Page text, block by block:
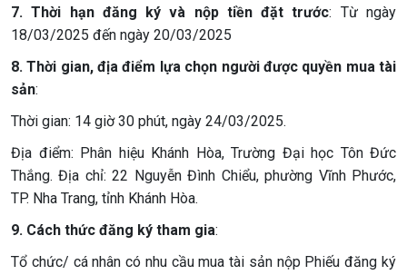
7. Thời hạn đăng ký và nộp tiền đặt trước: Từ ngày
18/03/2025 đến ngày 20/03/2025
8. Thời gian, địa điểm lựa chọn người được quyền mua tài
sản:
Thời gian: 14 giờ 30 phút, ngày 24/03/2025.
Địa điểm: Phân hiệu Khánh Hòa, Trường Đại học Tôn Đức
Thắng. Địa chỉ: 22 Nguyễn Đình Chiểu, phường Vĩnh Phước,
TP. Nha Trang, tỉnh Khánh Hòa.
9. Cách thức đăng ký tham gia:
Tổ chức/ cá nhân có nhu cầu mua tài sản nộp Phiếu đăng ký